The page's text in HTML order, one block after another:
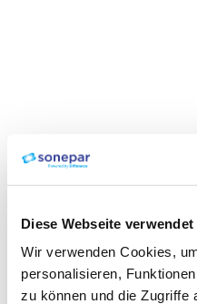
Diese Webseite
Wir verwenden Cookies,
personalisieren,
zu können und die Zugriffe